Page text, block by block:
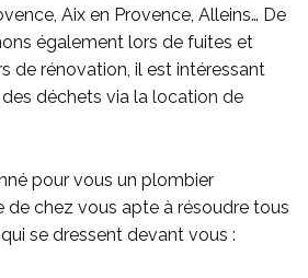
Aix en Provence, Alleins… De
également lors de fuites et
de rénovation, il est intéressant
déchets via la location de
pour vous un plombier
de chez vous apte à résoudre tous
se dressent devant vous :